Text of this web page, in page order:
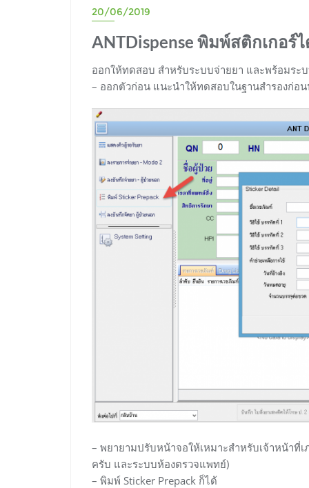
20/06/2019
ANTDispense พิมพ์สติกเกอร์
ออกให้ทดสอบ สำหรับระบบจ่ายยา และพร้อมระ
– ออกตัวก่อน แนะนำให้ทดสอบในฐานสำรองก่อ
– พยายามปรับหน้าจอให้เหมาะสำหรับเจ้าหน้าที่
ครับ และระบบห้องตรวจแพทย์)
– พิมพ์ Sticker Prepack ก็ได้